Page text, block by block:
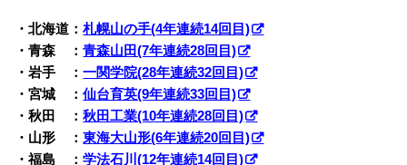
・北海道：札幌山の手(4年連続14回目)
・青森 ：青森山田(7年連続28回目)
・岩手 ：一関学院(28年連続32回目)
・宮城 ：仙台育英(9年連続33回目)
・秋田 ：秋田工業(10年連続28回目)
・山形 ：東海大山形(6年連続20回目)
・福島 ：学法石川(12年連続14回目)